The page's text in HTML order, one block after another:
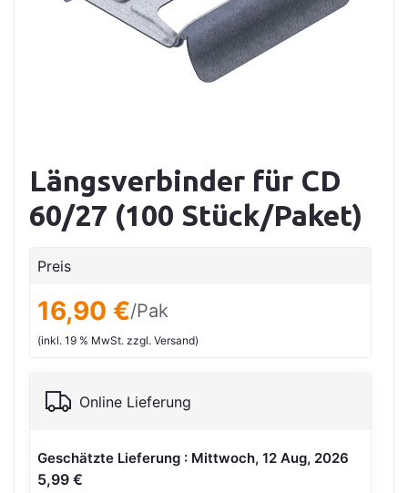
Längsverbinder für CD
60/27 (100 Stück/Paket)
Preis
16,90 €/Pak
(inkl. 19 % MwSt. zzgl. Versand)
Online Lieferung
Geschätzte Lieferung : Mittwoch, 12 Aug, 2026
5,99 €